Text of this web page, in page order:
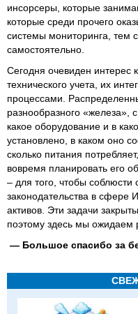
инсорсеры, которые
которые среди прочего
системы мониторинга, тем
самостоятельно.
Сегодня очевиден интерес
технического учета, их
процессами.
разнообразного «железа»,
какое оборудование и в
установлено, в каком оно
сколько питания
вовремя планировать его
– для того, чтобы соблюсти
законодательства в сфере
активов. Эти задачи
поэтому здесь мы ожидаем
— Большое спасибо за